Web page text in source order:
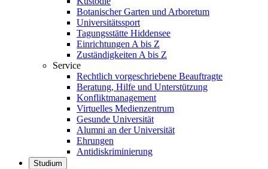
Botanischer Garten und Arboretum
Universitätssport
Tagungsstätte Hiddensee
Einrichtungen A bis Z
Zuständigkeiten A bis Z
Service
Rechtlich vorgeschriebene Beauftragte
Beratung, Hilfe und Unterstützung
Konfliktmanagement
Virtuelles Medienzentrum
Gesunde Universität
Alumni an der Universität
Ehrungen
Antidiskriminierung
Studium